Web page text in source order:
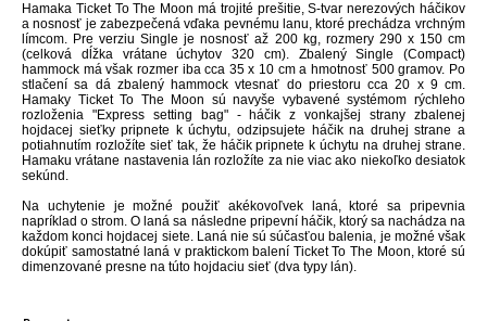
Hamaka Ticket To The Moon má trojité prešitie,S-tvar nerezových háčikov
a nosnosť je zabezpečená vďaka pevnému lanu, ktoré prechádza vrchným
límcom. Pre verziu Single je nosnosť až 200 kg, rozmery 290 x 150 cm
(celková dĺžka vrátane úchytov 320 cm). Zbalený Single (Compact)
hammock má však rozmer iba cca 35 x 10 cm a hmotnosť 500 gramov. Po
stlačení sa dá zbalený hammock vtesnať do priestoru cca 20 x 9 cm.
Hamaky Ticket To The Moon sú navyše vybavené systémom rýchleho
rozloženia "Express setting bag" - háčik z vonkajšej strany zbalenej
hojdacej sieťky pripnete k úchytu, odzipsujete háčik na druhej strane a
potiahnutím rozložíte sieť tak, že háčik pripnete k úchytu na druhej strane.
Hamaku vrátane nastavenia lán rozložíte za nie viac ako niekoľko desiatok
sekúnd.
Na uchytenie je možné použiť akékovoľvek laná, ktoré sa pripevnia
napríklad o strom. O laná sa následne pripevní háčik, ktorý sa nachádza na
každom konci hojdacej siete. Laná nie sú súčasťou balenia, je možné však
dokúpiť samostatné laná v praktickom balení Ticket To The Moon, ktoré sú
dimenzované presne na túto hojdaciu sieť (dva typy lán).